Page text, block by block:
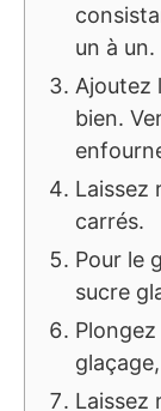
un à un.
Ajoutez
bien.
Laissez
carrés.
Pour le
sucre
Laissez